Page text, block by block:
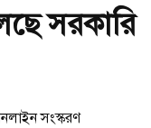
সরকারি
সংস্করণ